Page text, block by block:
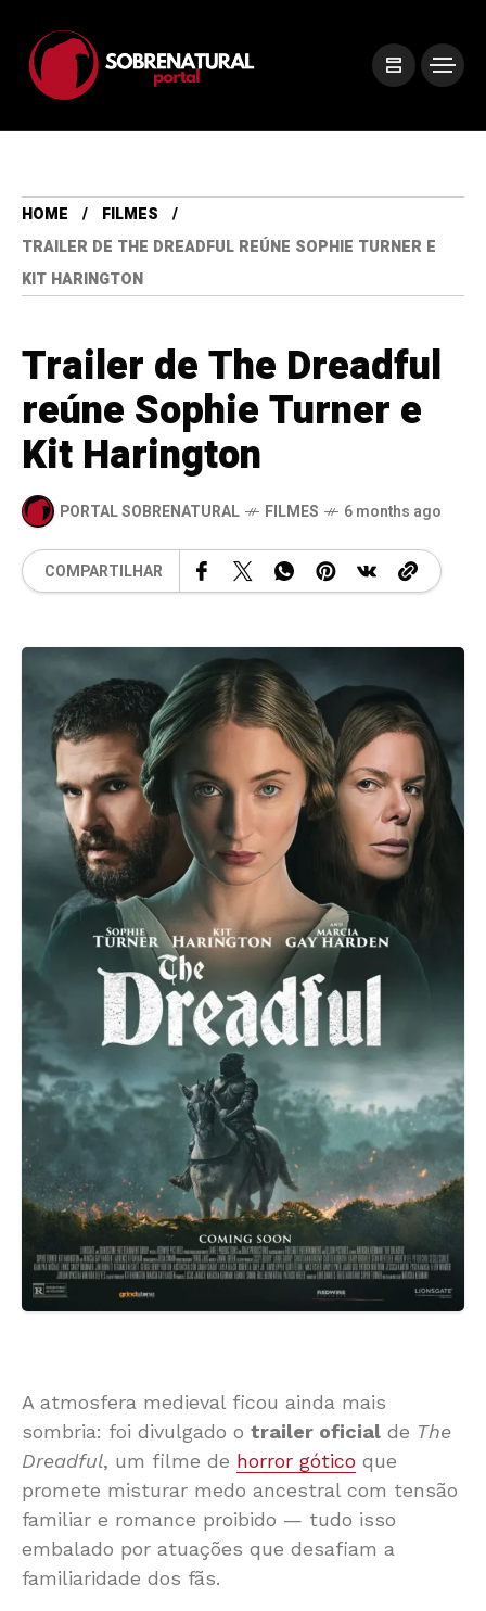
HOME
FILMES
TRAILER DE THE DREADFUL REÚNE SOPHIE TURNER E
KIT HARINGTON
Trailer de The Dreadful
reúne Sophie Turner e
Kit Harington
PORTAL SOBRENATURAL FILMES 6 months ago
COMPARTILHAR
A atmosfera medieval ficou ainda mais
sombria: foi divulgado o trailer oficial de The
Dreadful, um filme de horror gótico que
promete misturar medo ancestral com tensão
familiar e romance proibido — tudo isso
embalado por atuações que desafiam a
familiaridade dos fãs.